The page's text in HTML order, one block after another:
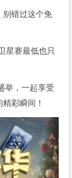
别错过这个免
星赛最低也只
举，一起享受
彩瞬间！